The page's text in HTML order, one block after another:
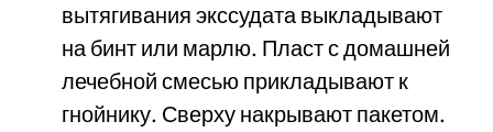
вытягивания экссудата выкладывают
на бинт или марлю. Пласт с домашней
лечебной смесью прикладывают к
гнойнику. Сверху накрывают пакетом.